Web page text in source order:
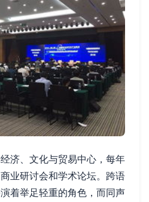
济、文化与贸易中心，每年
业研讨会和学术论坛。跨语
着举足轻重的角色，而同声